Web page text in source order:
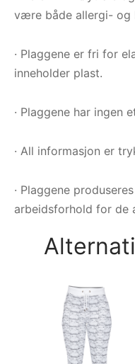
være både allergi- og
· Plaggene er fri for
inneholder plast.
· Plaggene har ingen
· All informasjon er
· Plaggene
arbeidsforhold for de